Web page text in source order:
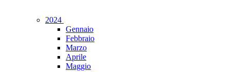
2024
Gennaio
Febbraio
Marzo
Aprile
Maggio